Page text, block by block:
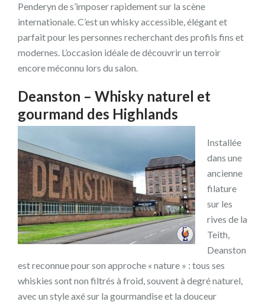
Penderyn de s’imposer rapidement sur la scène
internationale. C’est un whisky accessible, élégant et
parfait pour les personnes recherchant des profils fins et
modernes. L’occasion idéale de découvrir un terroir
encore méconnu lors du salon.
Deanston – Whisky naturel et
gourmand des Highlands
Installée
dans une
ancienne
filature
sur les
rives de la
Teith,
Deanston
est reconnue pour son approche « nature » : tous ses
whiskies sont non filtrés à froid, souvent à degré naturel,
avec un style axé sur la gourmandise et la douceur